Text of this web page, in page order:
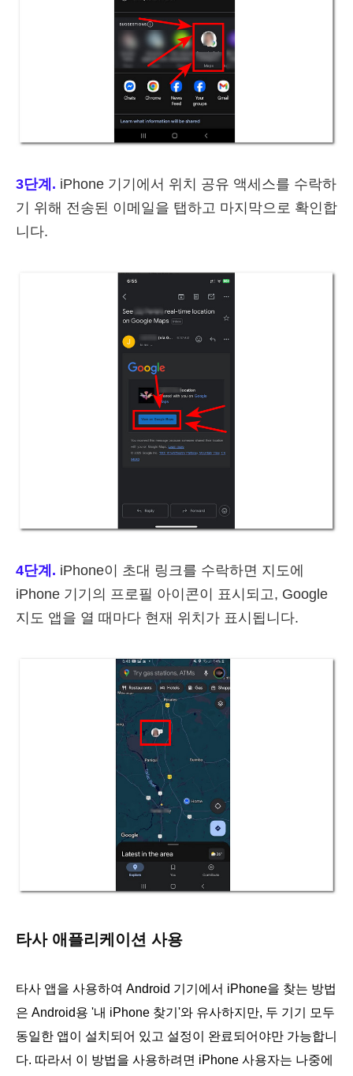
3단계. iPhone 기기에서 위치 공유 액세스를 수락하
기 위해 전송된 이메일을 탭하고 마지막으로 확인합
니다.
4단계. iPhone이 초대 링크를 수락하면 지도에
iPhone 기기의 프로필 아이콘이 표시되고, Google
지도 앱을 열 때마다 현재 위치가 표시됩니다.
타사 애플리케이션 사용
타사 앱을 사용하여 Android 기기에서 iPhone을 찾는 방법
은 Android용 '내 iPhone 찾기'와 유사하지만, 두 기기 모두
동일한 앱이 설치되어 있고 설정이 완료되어야만 가능합니
다. 따라서 이 방법을 사용하려면 iPhone 사용자는 나중에